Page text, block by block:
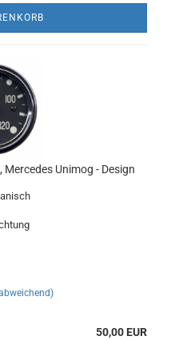
Unimog - Design
50,00 EUR